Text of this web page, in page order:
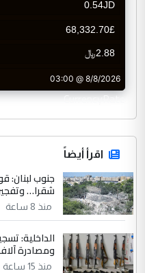
CurrencyRate
اقرأ أيضاً
جنوب لبنان:
شقرا…
منذ 8 ساعة
ومصادرة
منذ 15 ساعة